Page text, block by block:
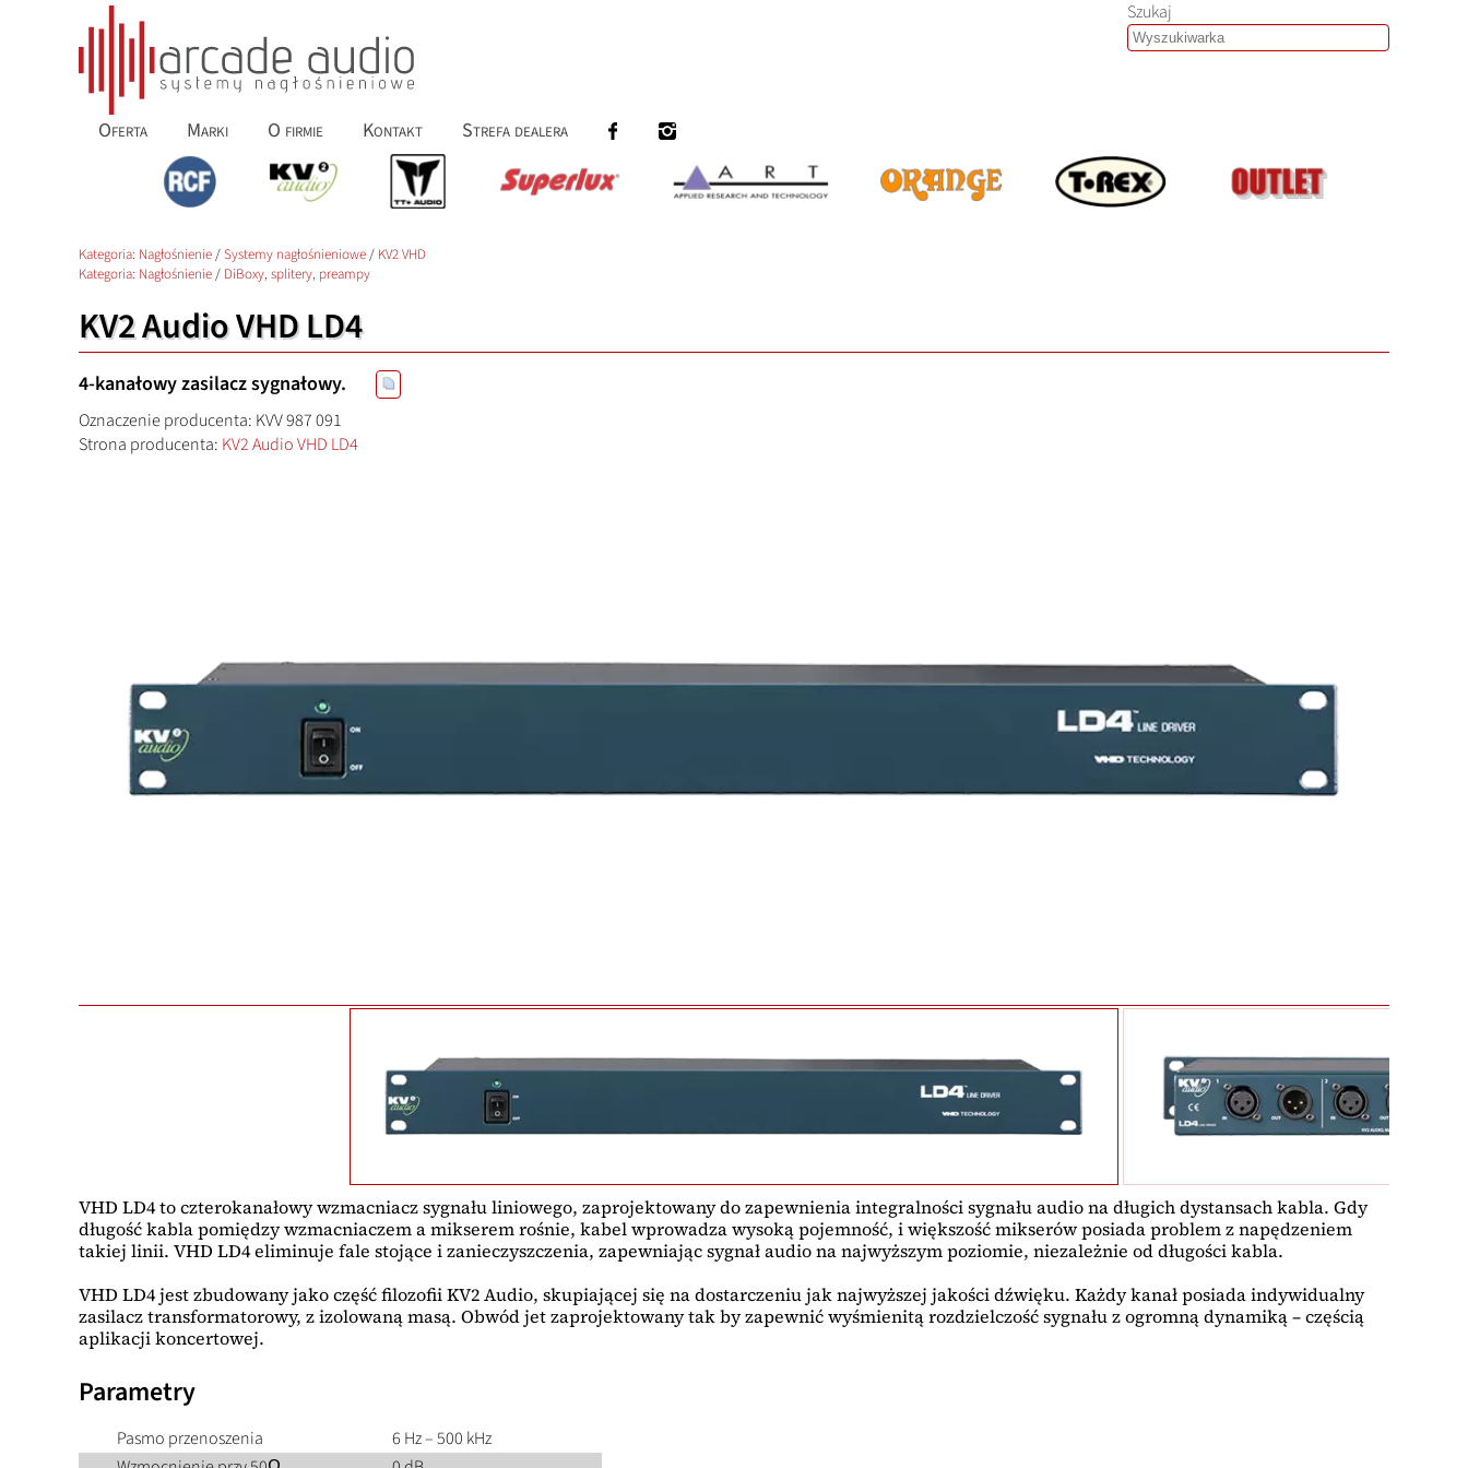
Szukaj
Oferta Marki O firmie Kontakt Strefa dealera
Kategoria: Nagłośnienie/Systemy nagłośnieniowe/ KV2 VHD
Kategoria: Nagłośnienie/ DiBoxy, splitery, preampy
KV2 Audio VHD LD4
4-kanałowy zasilacz sygnałowy.
Oznaczenie producenta: KVV 987 091
Strona producenta: KV2 Audio VHD LD4
VHD LD4 to czterokanałowy wzmacniacz sygnału liniowego, zaprojektowany do zapewnienia integralności sygnału audio na długich dystansach kabla. Gdy
długość kabla pomiędzy wzmacniaczem a mikserem rośnie, kabel wprowadza wysoką pojemność, i większość mikserów posiada problem z napędzeniem
takiej linii. VHD LD4 eliminuje fale stojące i zanieczyszczenia, zapewniając sygnał audio na najwyższym poziomie, niezależnie od długości kabla.
VHD LD4 jest zbudowany jako część filozofii KV2 Audio, skupiającej się na dostarczeniu jak najwyższej jakości dźwięku. Każdy kanał posiada indywidualny
zasilacz transformatorowy, z izolowaną masą. Obwód jet zaprojektowany tak by zapewnić wyśmienitą rozdzielczość sygnału z ogromną dynamiką – częścią
aplikacji koncertowej.
Parametry
Pasmo przenoszenia
6 Hz – 500 kHz